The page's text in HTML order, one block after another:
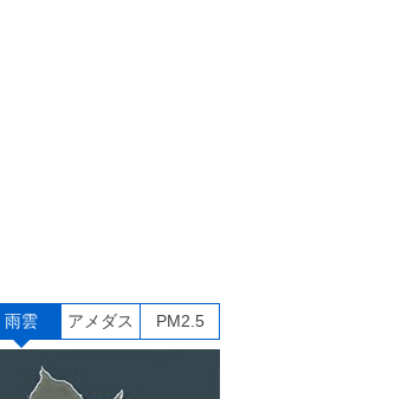
雨雲 アメダス PM2.5